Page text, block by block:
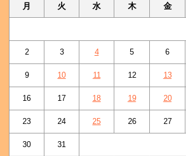
月 火 水 木 金
2 3 4 5 6
9 10 11 12 13
16 17 18 19 20
23 24 25 26 27
30 31